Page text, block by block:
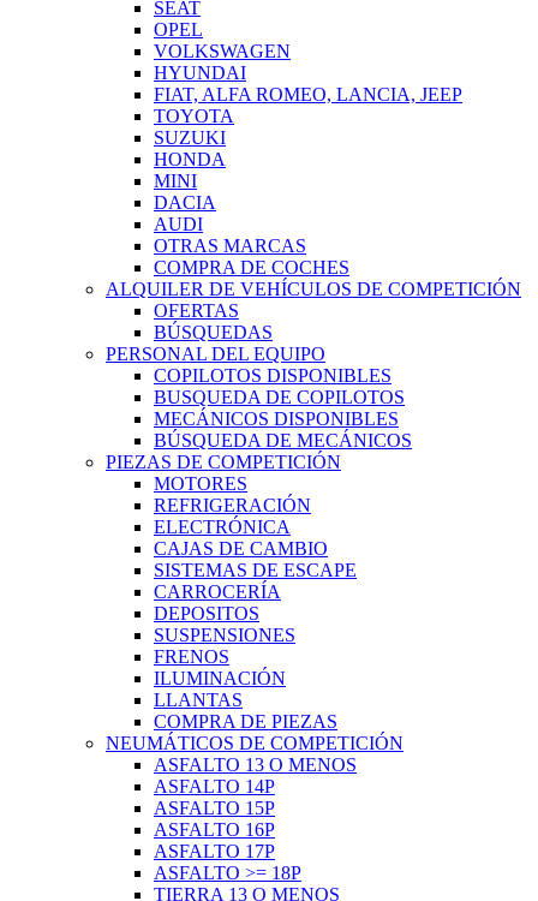
SEAT
OPEL
VOLKSWAGEN
HYUNDAI
FIAT, ALFA ROMEO, LANCIA, JEEP
TOYOTA
SUZUKI
HONDA
MINI
DACIA
AUDI
OTRAS MARCAS
COMPRA DE COCHES
ALQUILER DE VEHÍCULOS DE COMPETICIÓN
OFERTAS
BÚSQUEDAS
PERSONAL DEL EQUIPO
COPILOTOS DISPONIBLES
BUSQUEDA DE COPILOTOS
MECÁNICOS DISPONIBLES
BÚSQUEDA DE MECÁNICOS
PIEZAS DE COMPETICIÓN
MOTORES
REFRIGERACIÓN
ELECTRÓNICA
CAJAS DE CAMBIO
SISTEMAS DE ESCAPE
CARROCERÍA
DEPOSITOS
SUSPENSIONES
FRENOS
ILUMINACIÓN
LLANTAS
COMPRA DE PIEZAS
NEUMÁTICOS DE COMPETICIÓN
ASFALTO 13 O MENOS
ASFALTO 14P
ASFALTO 15P
ASFALTO 16P
ASFALTO 17P
ASFALTO >= 18P
TIERRA 13 O MENOS